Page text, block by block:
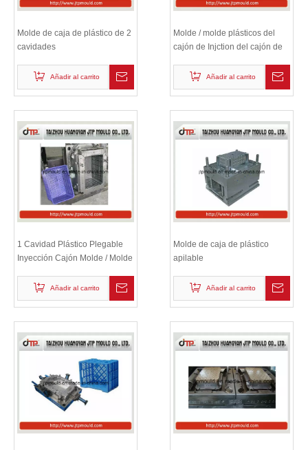
Molde de caja de plástico de 2
cavidades
Añadir al carrito
Molde / molde plásticos del
cajón de Injction del cajón de
Añadir al carrito
1 Cavidad Plástico Plegable
Inyección Cajón Molde / Molde
Añadir al carrito
Molde de caja de plástico
apilable
Añadir al carrito